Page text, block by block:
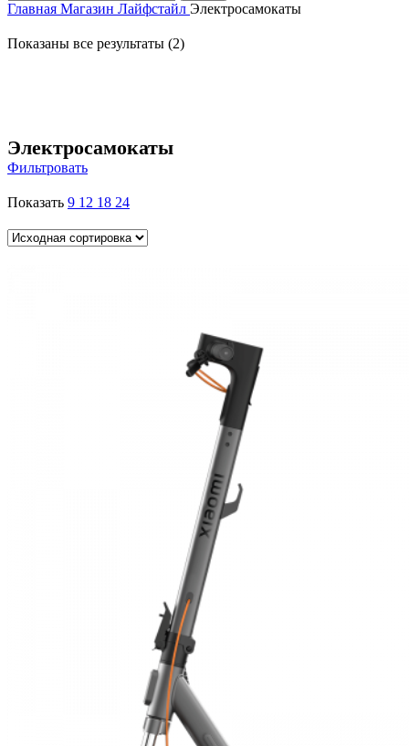
Главная Магазин Лайфстайл Электросамокаты
Показаны все результаты (2)
Электросамокаты
Фильтровать
Показать 9 12 18 24